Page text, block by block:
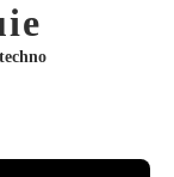
techno